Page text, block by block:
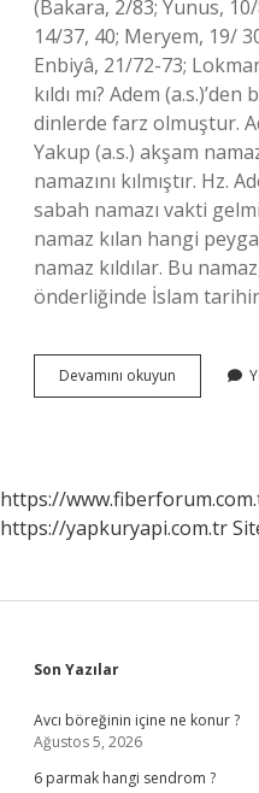
(Bakara, 2/83; Yunus,
14/37, 40; Meryem, 19/
Enbiyâ, 21/72-73;
kıldı mı? Adem
dinlerde farz olmuştur.
Yakup (a.s.) akşam
namazını kılmıştır. Hz.
sabah namazı vakti
namaz kılan hangi
namaz kıldılar. Bu
önderliğinde İslam
Devamını okuyun
https://
https://yapkuryapi.com.tr
Sidebar
Son Yazılar
Avcı böreğinin içine ne konur ?
Ağustos 5, 2026
6 parmak hangi sendrom ?